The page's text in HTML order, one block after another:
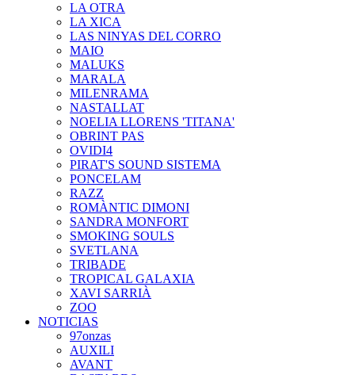
LA OTRA
LA XICA
LAS NINYAS DEL CORRO
MAIO
MALUKS
MARALA
MILENRAMA
NASTALLAT
NOELIA LLORENS 'TITANA'
OBRINT PAS
OVIDI4
PIRAT'S SOUND SISTEMA
PONCELAM
RAZZ
ROMÀNTIC DIMONI
SANDRA MONFORT
SMOKING SOULS
SVETLANA
TRIBADE
TROPICAL GALAXIA
XAVI SARRIÀ
ZOO
NOTICIAS
97onzas
AUXILI
AVANT